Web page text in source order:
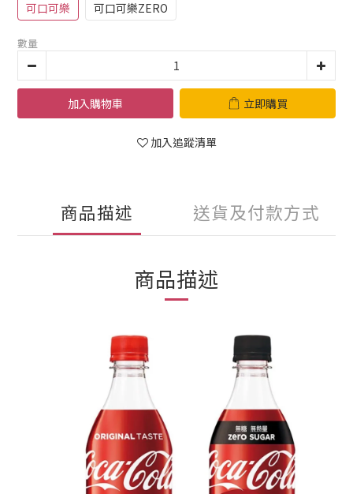
可口可樂 可口可樂ZERO
數量
加入購物車 立即購買
加入追蹤清單
商品描述 送貨及付款方式
商品描述